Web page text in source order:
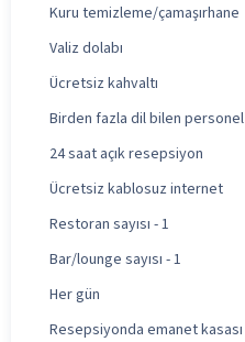
Kuru temizleme/çamaşırhane
Valiz dolabı
Ücretsiz kahvaltı
Birden fazla dil bilen personel
24 saat açık resepsiyon
Ücretsiz kablosuz internet
Restoran sayısı - 1
Bar/lounge sayısı - 1
Her gün
Resepsiyonda emanet kasası